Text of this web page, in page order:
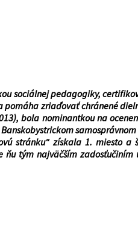
sociálnej pedagogiky,
zriaďovať chránené
bola nominantkou na
stránku“ získala 1. miesto a
tým najväčším